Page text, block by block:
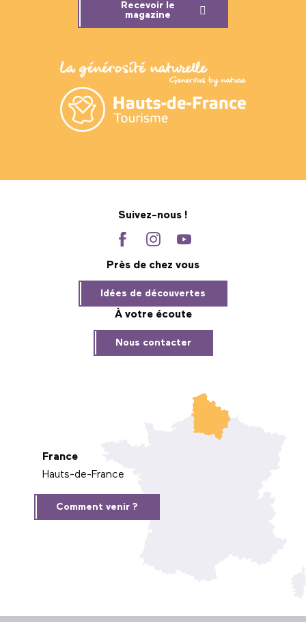
Recevoir le
magazine
Suivez-nous !
Près de chez vous
Idées de découvertes
À votre écoute
Nous contacter
France
Hauts-de-France
Comment venir ?